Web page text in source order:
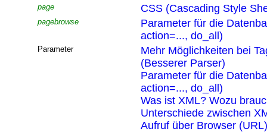
page CSS (Cascading Style
pagebrowse
Parameter für die
action=..., do_all)
Parameter
Mehr Möglichkeiten bei
(Besserer Parser)
Parameter für die
action=..., do_all)
Was ist XML? Wozu
Unterschiede zwischen
Aufruf über Browser (URL)